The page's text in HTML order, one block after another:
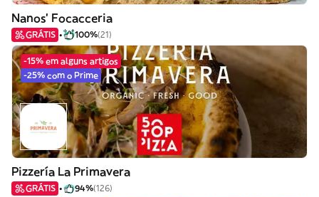
Nanos’ Focacceria
GRÁTIS 100%(21)
-15% em alguns artigos
-25% com o Prime
Pizzería La Primavera
GRÁTIS 94%(126)